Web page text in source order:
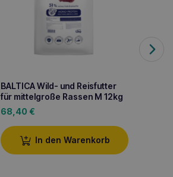
BALTICA Wild- und Reisfutter
für mittelgroße Rassen M 12kg
68,40 €
In den Warenkorb